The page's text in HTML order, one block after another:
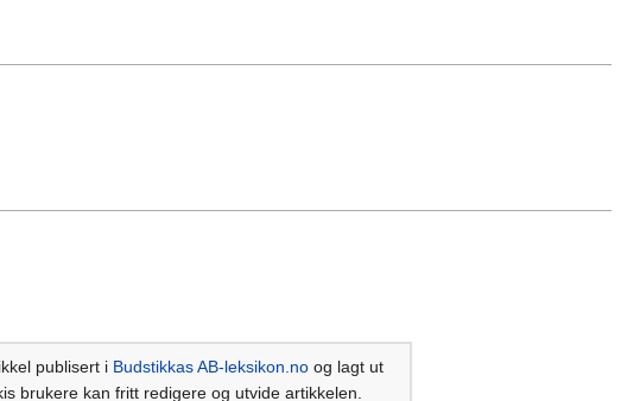
publisert i Budstikkas AB-leksikon.noog lagt ut
brukere kan fritt redigere og utvide artikkelen.